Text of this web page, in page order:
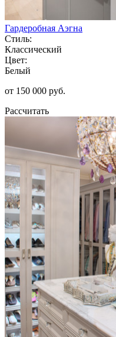
Гардеробная Аэгна
Стиль:
Классический
Цвет:
Белый
от 150 000 руб.
Рассчитать